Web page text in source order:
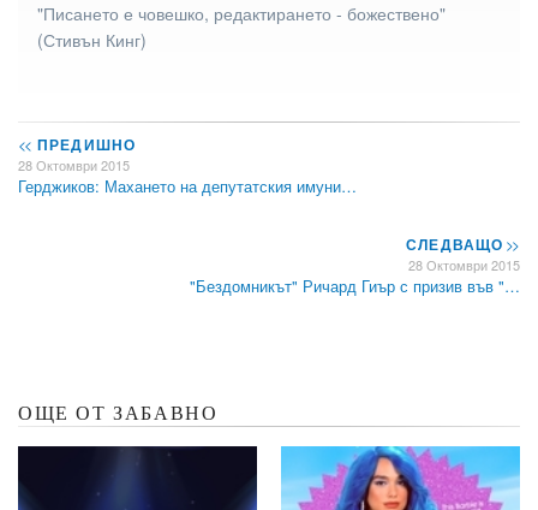
"Писането е човешко, редактирането - божествено"
(Стивън Кинг)
<< ПРЕДИШНО
28 Октомври 2015
Герджиков: Махането на депутатския имуни…
СЛЕДВАЩО>>
28 Октомври 2015
"Бездомникът" Ричард Гиър с призив във "…
ОЩЕ ОТ ЗАБАВНО